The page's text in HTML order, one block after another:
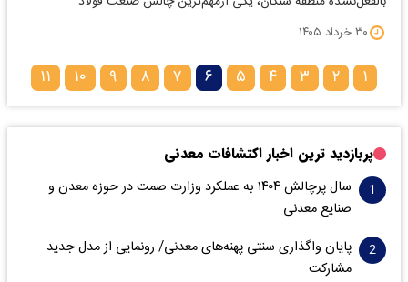
۳۰ خرداد ۱۴۰۵
۱ ۲ ۳ ۴ ۵ ۶ ۷ ۸ ۹ ۱۰ ۱۱
پربازدید ترین اخبار اکتشافات معدنی
سال پرچالش ۱۴۰۴ به عملکرد وزارت صمت در حوزه معدن و
صنایع معدنی
پایان واگذاری‌ سنتی پهنه‌های معدنی/ رونمایی از مدل جدید
مشارکت